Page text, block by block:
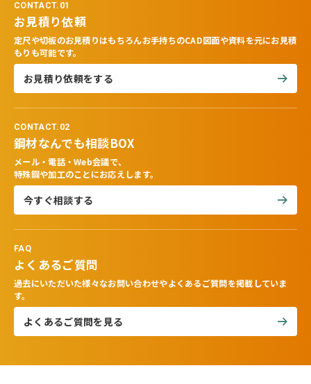
CONTACT.01
お見積り依頼
定尺や切板のお見積りはもちろんお手持ちのCAD図面や資料を元にお見積
もりも可能です。
お見積り依頼をする
CONTACT.02
鋼材なんでも相談BOX
メール・電話・Web会議で、
特殊鋼や加工のことにお応えします。
今すぐ相談する
FAQ
よくあるご質問
過去にいただいた様々なお問い合わせやよくあるご質問を掲載していま
す。
よくあるご質問を見る